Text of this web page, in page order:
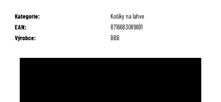
Kategorie:
Košíky na lahve
EAN:
8716683089691
Výrobce: BBB